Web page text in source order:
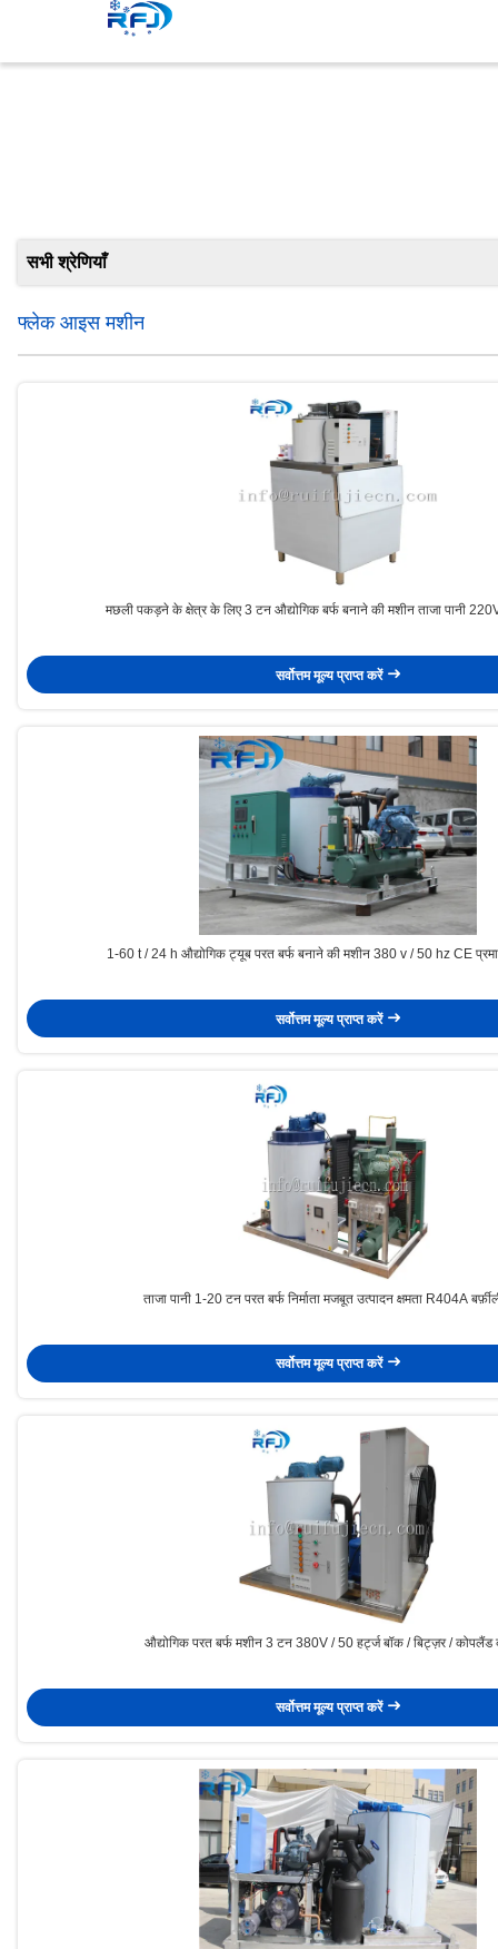
सभी श्रेणियाँ
फ्लेक आइस मशीन
मछली पकड़ने के क्षेत्र के लिए 3 टन औद्योगिक बर्फ बनाने की मशीन ताजा पानी
सर्वोत्तम मूल्य प्राप्त करें
1-60 t / 24 h औद्योगिक ट्यूब परत बर्फ बनाने की मशीन 380 v / 50 hz CE
सर्वोत्तम मूल्य प्राप्त करें
ताजा पानी 1-20 टन परत बर्फ निर्माता मजबूत उत्पादन क्षमता R404A
सर्वोत्तम मूल्य प्राप्त करें
औद्योगिक परत बर्फ मशीन 3 टन 380V / 50 हर्ट्ज बॉक / बिट्ज़र / कोपलैंड
सर्वोत्तम मूल्य प्राप्त करें